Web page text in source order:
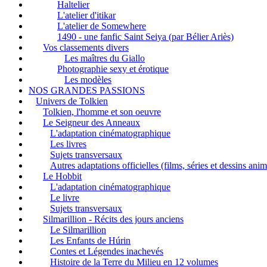
Haltelier
L'atelier d'itikar
L'atelier de Somewhere
1490 - une fanfic Saint Seiya (par Bélier Ariès)
Vos classements divers
Les maîtres du Giallo
Photographie sexy et érotique
Les modèles
NOS GRANDES PASSIONS
Univers de Tolkien
Tolkien, l'homme et son oeuvre
Le Seigneur des Anneaux
L'adaptation cinématographique
Les livres
Sujets transversaux
Autres adaptations officielles (films, séries et dessins
Le Hobbit
L'adaptation cinématographique
Le livre
Sujets transversaux
Silmarillion - Récits des jours anciens
Le Silmarillion
Les Enfants de Húrin
Contes et Légendes inachevés
Histoire de la Terre du Milieu en 12 volumes